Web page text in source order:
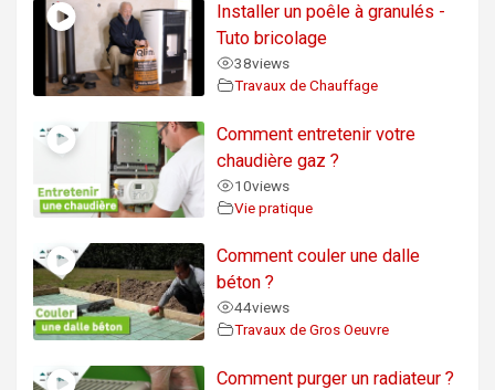
Installer un poêle à granulés -
Tuto bricolage
38views
Travaux de Chauffage
Comment entretenir votre
chaudière gaz ?
10views
Vie pratique
Comment couler une dalle
béton ?
44views
Travaux de Gros Oeuvre
Comment purger un radiateur ?